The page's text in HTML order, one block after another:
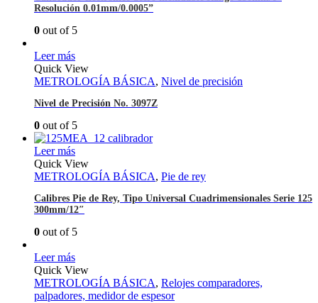
Resolución 0.01mm/0.0005”
0 out of 5
Leer más
Quick View
METROLOGÍA BÁSICA, Nivel de precisión
Nivel de Precisión No. 3097Z
0 out of 5
Leer más
Quick View
METROLOGÍA BÁSICA, Pie de rey
Calibres Pie de Rey, Tipo Universal Cuadrimensionales Serie 125
300mm/12″
0 out of 5
Leer más
Quick View
METROLOGÍA BÁSICA, Relojes comparadores,
palpadores, medidor de espesor